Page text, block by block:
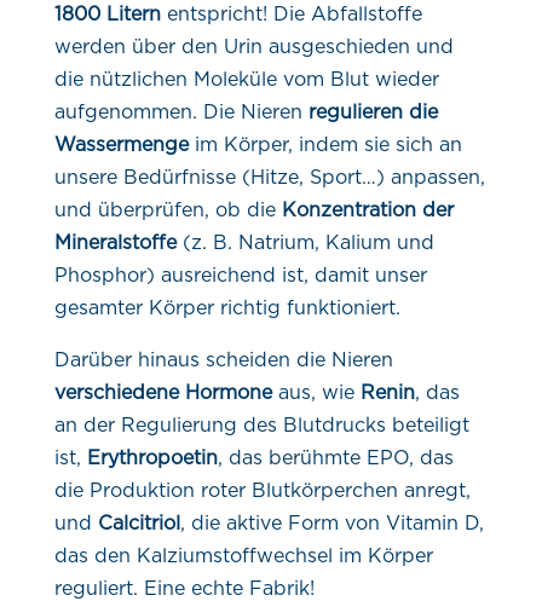
1800 Liternentspricht! Die Abfallstoffe
werden über den Urin ausgeschieden und
die nützlichen Moleküle vom Blut wieder
aufgenommen. Die Nieren regulieren die
Wassermengeim Körper, indem sie sich an
unsere Bedürfnisse (Hitze, Sport…) anpassen,
und überprüfen, ob die Konzentration der
Mineralstoffe(z. B. Natrium, Kalium und
Phosphor) ausreichend ist, damit unser
gesamter Körper richtig funktioniert.
Darüber hinaus scheiden die Nieren
verschiedene Hormoneaus, wie Renin, das
an der Regulierung des Blutdrucks beteiligt
ist, Erythropoetin, das berühmte EPO, das
die Produktion roter Blutkörperchen anregt,
und Calcitriol , die aktive Form von Vitamin D,
das den Kalziumstoffwechsel im Körper
reguliert. Eine echte Fabrik!